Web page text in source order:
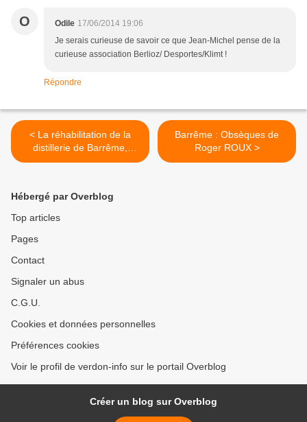
O Odile 17/06/2014 19:06
Je serais curieuse de savoir ce que Jean-Michel pense de la
curieuse association Berlioz/ Desportes/Klimt !
Répondre
< La réhabilitation de la
distillerie de Barrême,
quelques informations
Barrême : Obsèques de
Roger ROUX >
Hébergé par Overblog
Top articles
Pages
Contact
Signaler un abus
C.G.U.
Cookies et données personnelles
Préférences cookies
Voir le profil de verdon-info sur le portail Overblog
Créer un blog sur Overblog